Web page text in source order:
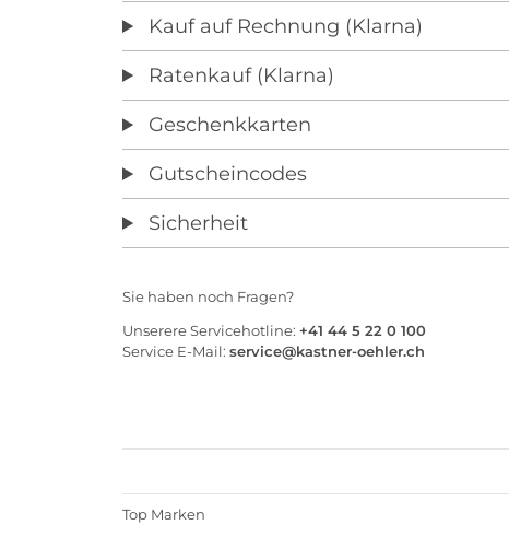
Kauf auf Rechnung (Klarna)
Ratenkauf (Klarna)
Geschenkkarten
Gutscheincodes
Sicherheit
Sie haben noch Fragen?
Unserere Servicehotline: +41 44 5 22 0 100
Service E-Mail: service@kastner-oehler.ch
Top Marken